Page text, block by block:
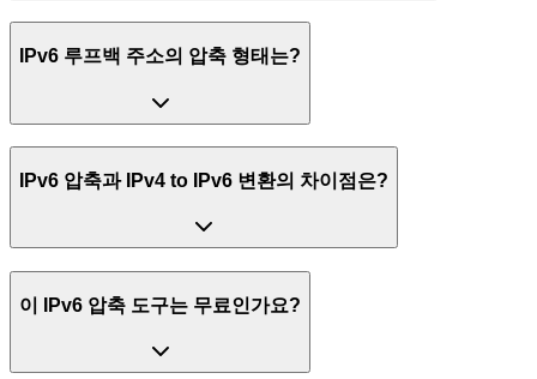
IPv6 루프백 주소의 압축 형태는?
IPv6 압축과 IPv4 to IPv6 변환의 차이점은?
이 IPv6 압축 도구는 무료인가요?